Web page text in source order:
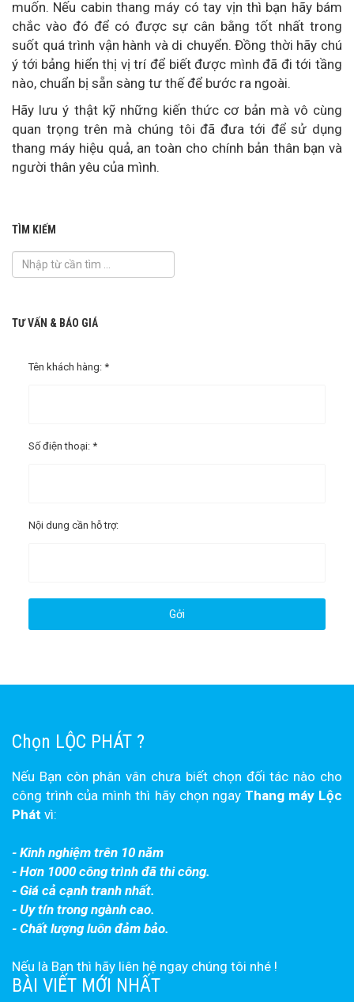
muốn. Nếu cabin thang máy có tay vịn thì bạn hãy bám
chắc vào đó để có được sự cân bằng tốt nhất trong
suốt quá trình vận hành và di chuyển. Đồng thời hãy chú
ý tới bảng hiển thị vị trí để biết được mình đã đi tới tầng
nào, chuẩn bị sẵn sàng tư thế để bước ra ngoài.
Hãy lưu ý thật kỹ những kiến thức cơ bản mà vô cùng
quan trọng trên mà chúng tôi đã đưa tới để sử dụng
thang máy hiệu quả, an toàn cho chính bản thân bạn và
người thân yêu của mình.
TÌM KIẾM
TƯ VẤN & BÁO GIÁ
Tên khách hàng: *
Số điện thoại: *
Nội dung cần hỗ trợ:
Chọn LỘC PHÁT ?
Nếu Bạn còn phân vân chưa biết chọn đối tác nào cho
công trình của mình thì hãy chọn ngay Thang máy Lộc
Phát vì:
- Kinh nghiệm trên 10 năm
- Hơn 1000 công trình đã thi công.
- Giá cả cạnh tranh nhất.
- Uy tín trong ngành cao.
- Chất lượng luôn đảm bảo.
Nếu là Bạn thì hãy liên hệ ngay chúng tôi nhé !
BÀI VIẾT MỚI NHẤT